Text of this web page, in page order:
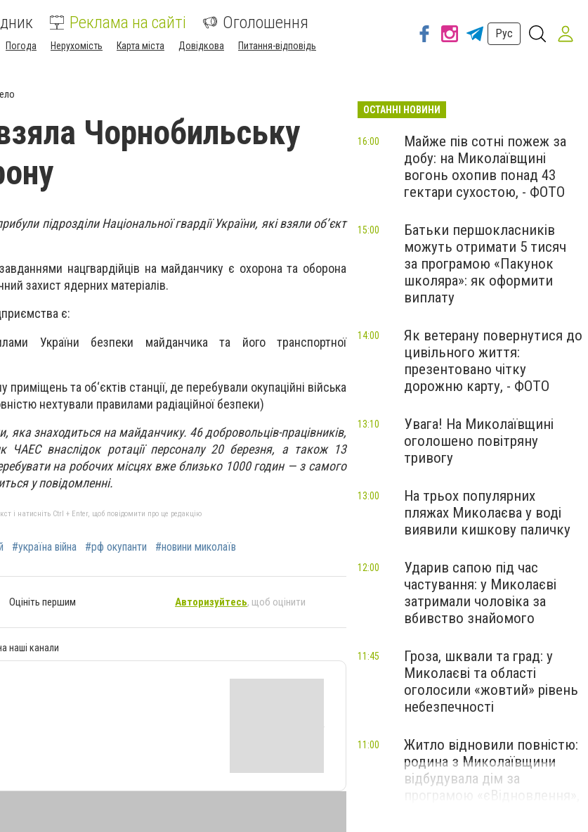
Реклама на сайті Оголошення
Погода Нерухомість Карта міста Довідкова Питання-відповідь
Рус
Чорнобильську
підрозділи Національної гвардії України, які взяли об’єкт
нацгвардійців на майданчику є охорона та оборона
захист ядерних матеріалів.
є:
України безпеки майданчика та його транспортної
приміщень та об‘єктів станції, де перебували окупаційні війська
нехтували правилами радіаційної безпеки)
яка знаходиться на майданчику. 46 добровольців-працівників,
ЧАЕС внаслідок ротації персоналу 20 березня, а також 13
на робочих місцях вже близько 1000 годин — з самого
у повідомленні.
і натисніть Ctrl + Enter, щоб повідомити про це редакцію
#україна війна #рф окупанти #новини миколаїв
Оцініть першим Авторизуйтесь, щоб оцінити
наші канали
ОСТАННІ НОВИНИ
Майже пів сотні пожеж за
добу: на Миколаївщині
вогонь охопив понад 43
гектари сухостою, - ФОТО
16:00
Батьки першокласників
можуть отримати 5 тисяч
за програмою «Пакунок
школяра»: як оформити
виплату
15:00
Як ветерану повернутися до
цивільного життя:
презентовано чітку
дорожню карту, - ФОТО
14:00
Увага! На Миколаївщині
оголошено повітряну
тривогу
13:10
На трьох популярних
пляжах Миколаєва у воді
виявили кишкову паличку
13:00
Ударив сапою під час
частування: у Миколаєві
затримали чоловіка за
вбивство знайомого
12:00
Гроза, шквали та град: у
Миколаєві та області
оголосили «жовтий» рівень
небезпечності
11:45
Житло відновили повністю:
родина з Миколаївщини
відбудувала дім за
програмою «єВідновлення»,
11:00